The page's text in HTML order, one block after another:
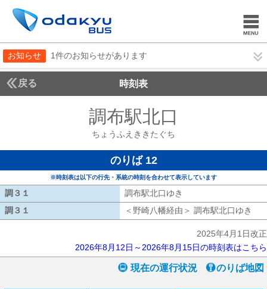
お知らせ 1件のお知らせがあります
戻る 時刻表
調布駅北口
ちょうふえききたぐち
のりば 12
※時刻表は以下の行先・系統の時刻を合わせて表示しています
調３１ 調布駅北口ゆき
調３１
＜野崎八幡経由＞ 調布駅北口ゆき
2025年4月1日改正
2026年8月12日～2026年8月15日の時刻表はこちら
現在の運行状況 のりば地図